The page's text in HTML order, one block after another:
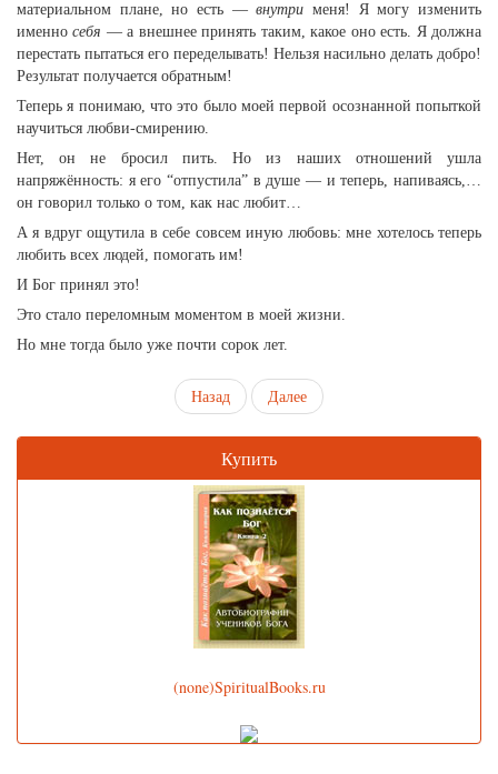
материальном плане, но есть —внутри меня! Я могу изменить
именносебя — а внешнее принять таким, какое оно есть. Я должна
перестать пытаться его переделывать! Нельзя насильно делать добро!
Результат получается обратным!
Теперь я понимаю, что это было моей первой осознанной попыткой
научиться любви-смирению.
Нет, он не бросил пить. Но из наших отношений ушла
напряжённость: я его “отпустила” в душе — и теперь, напиваясь,…
он говорил только о том, как нас любит…
А я вдруг ощутила в себе совсем иную любовь: мне хотелось теперь
любить всех людей, помогать им!
И Бог принял это!
Это стало переломным моментом в моей жизни.
Но мне тогда было уже почти сорок лет.
Назад Далее
Купить
(none)SpiritualBooks.ru